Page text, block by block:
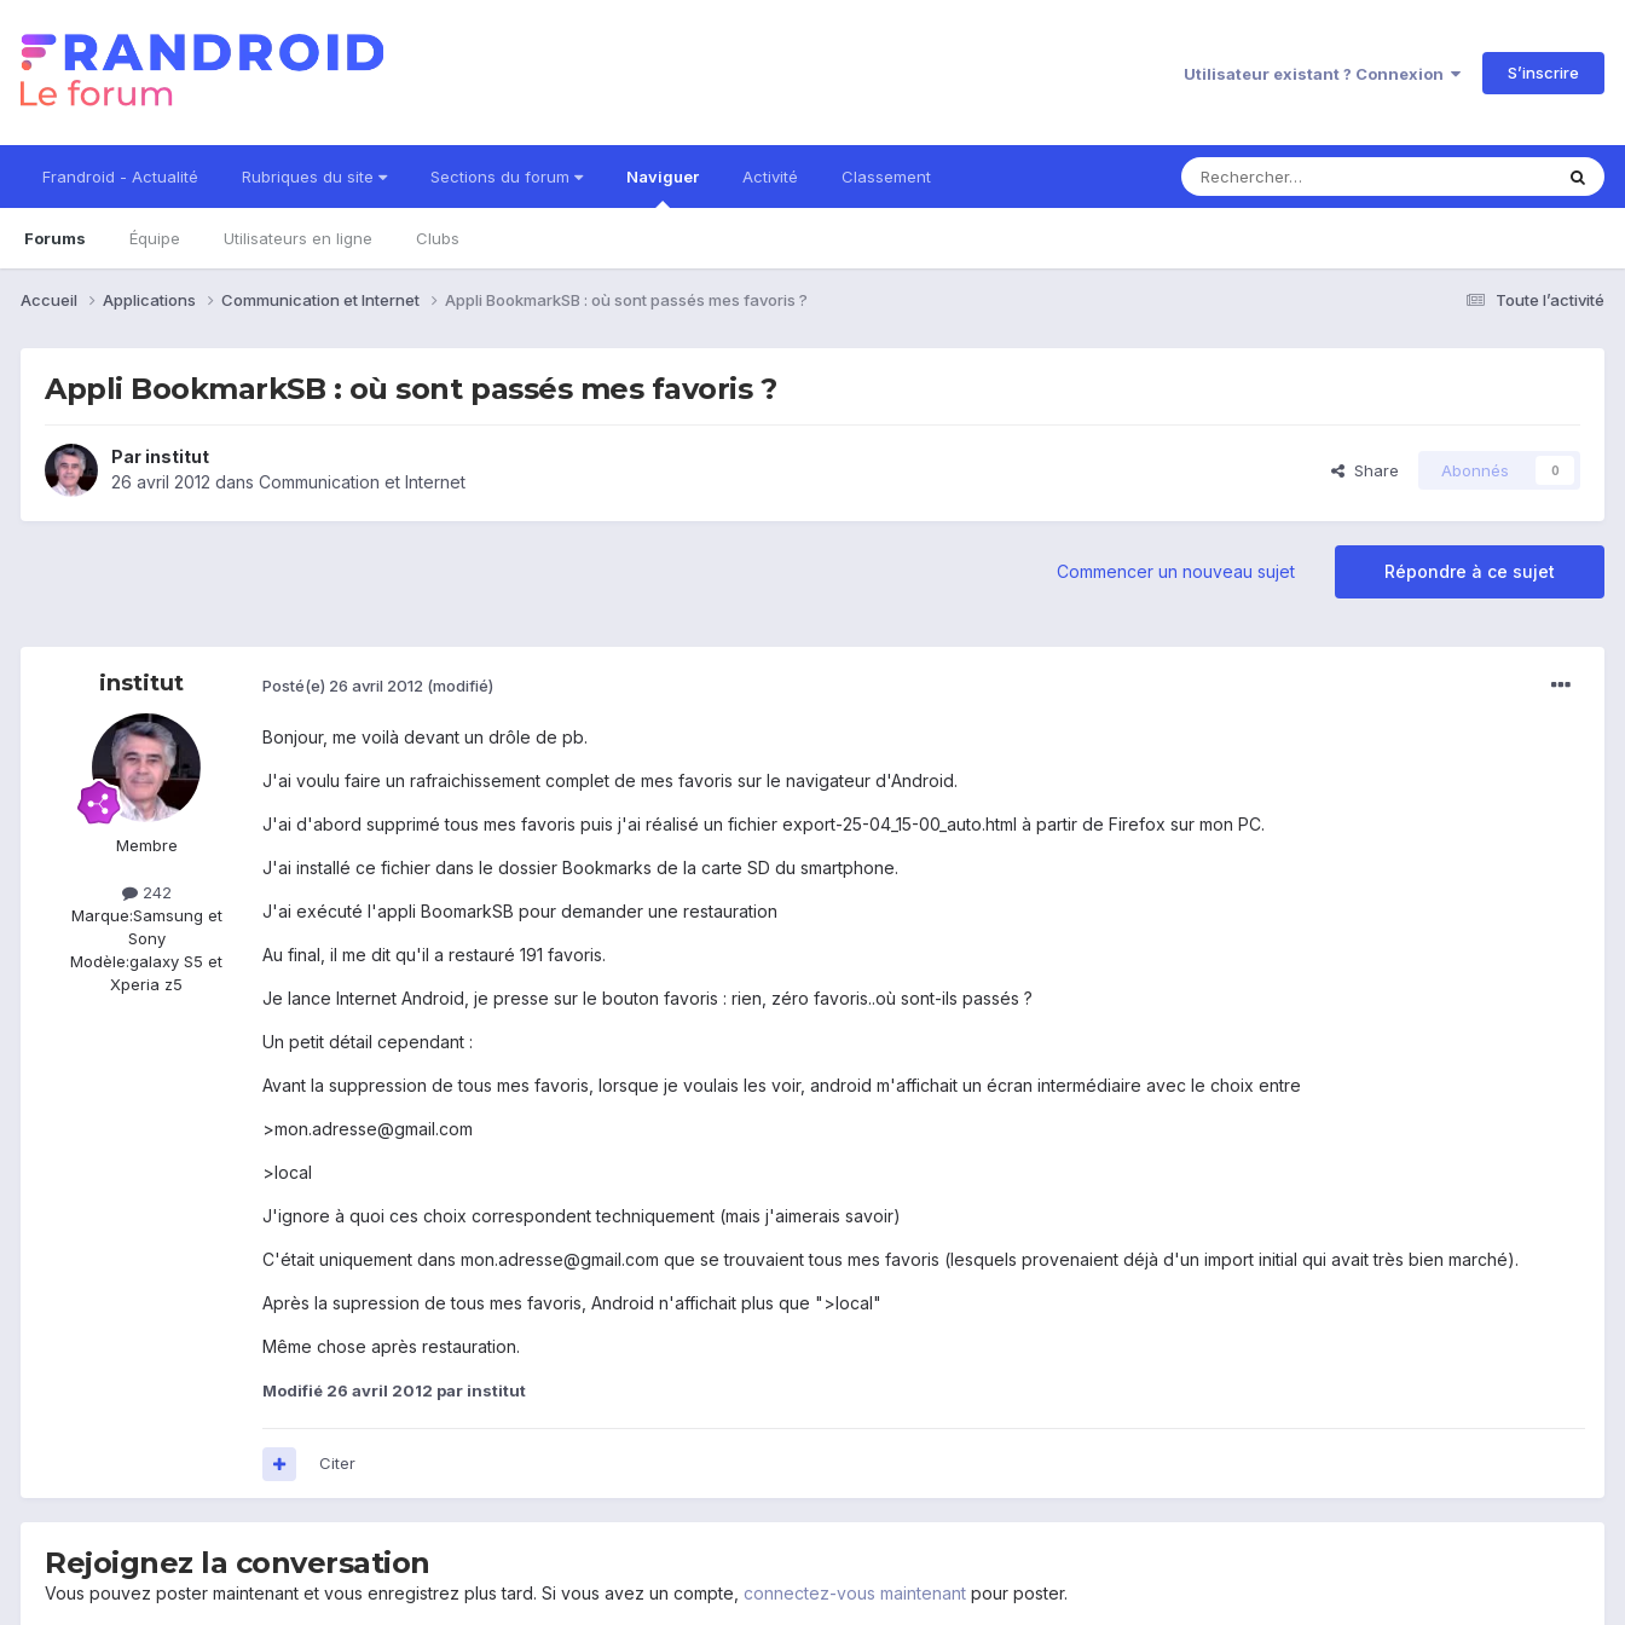
Utilisateur existant ? Connexion S’inscrire
Frandroid - Actualité Rubriques du site Sections du forum Naviguer
Forums Équipe Utilisateurs en ligne Clubs
Activité Classement
Toute l’activité
Accueil Applications Communication et Internet Appli BookmarkSB : où sont passés mes favoris ?
Appli BookmarkSB : où sont passés mes favoris ?
Par institut
26 avril 2012 dans Communication et Internet
Share Abonnés 0
Répondre à ce sujet
Commencer un nouveau sujet
institut
Membre
242
Marque:Samsung et
Sony
Modèle:galaxy S5 et
Xperia z5
Posté(e) 26 avril 2012 (modifié)
Bonjour, me voilà devant un drôle de pb.
J'ai voulu faire un rafraichissement complet de mes favoris sur le navigateur d'Android.
J'ai d'abord supprimé tous mes favoris puis j'ai réalisé un fichier export-25-04_15-00_auto.html à partir de Firefox sur mon PC.
J'ai installé ce fichier dans le dossier Bookmarks de la carte SD du smartphone.
J'ai exécuté l'appli BoomarkSB pour demander une restauration
Au final, il me dit qu'il a restauré 191 favoris.
Je lance Internet Android, je presse sur le bouton favoris : rien, zéro favoris..où sont-ils passés ?
Un petit détail cependant :
Avant la suppression de tous mes favoris, lorsque je voulais les voir, android m'affichait un écran intermédiaire avec le choix entre
>mon.adresse@gmail.com
>local
J'ignore à quoi ces choix correspondent techniquement (mais j'aimerais savoir)
C'était uniquement dans mon.adresse@gmail.com que se trouvaient tous mes favoris (lesquels provenaient déjà d'un import initial qui avait très bien marché).
Après la supression de tous mes favoris, Android n'affichait plus que ">local"
Même chose après restauration.
Modifié 26 avril 2012 par institut
Citer
Rejoignez la conversation
Vous pouvez poster maintenant et vous enregistrez plus tard. Si vous avez un compte, connectez-vous maintenant pour poster.